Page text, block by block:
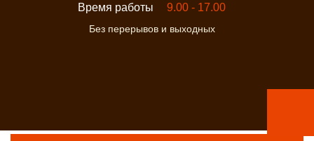
Время работы 9.00 - 17.00
Без перерывов и выходных